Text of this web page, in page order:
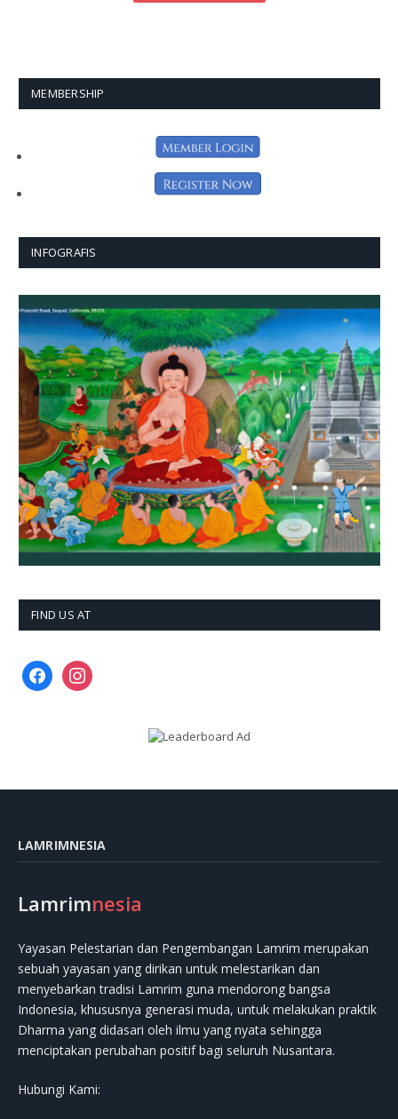
MEMBERSHIP
INFOGRAFIS
FIND US AT
facebookinstagram
LAMRIMNESIA
Lamrimnesia
Yayasan Pelestarian dan Pengembangan Lamrim merupakan
sebuah yayasan yang dirikan untuk melestarikan dan
menyebarkan tradisi Lamrim guna mendorong bangsa
Indonesia, khususnya generasi muda, untuk melakukan praktik
Dharma yang didasari oleh ilmu yang nyata sehingga
menciptakan perubahan positif bagi seluruh Nusantara.
Hubungi Kami: